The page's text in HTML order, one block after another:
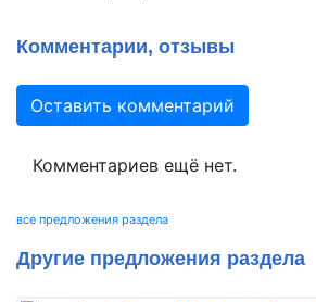
Комментарии, отзывы
Оставить комментарий
Комментариев ещё нет.
все предложения раздела
Другие предложения раздела